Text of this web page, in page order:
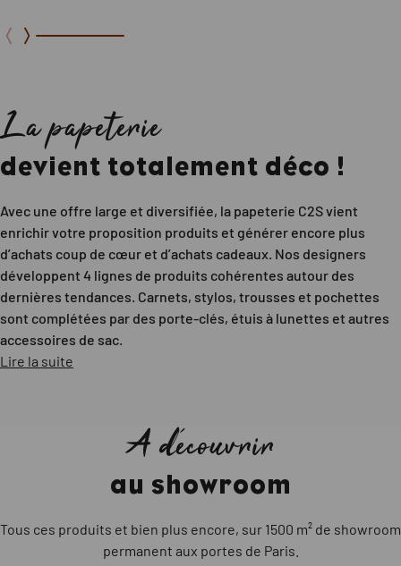
La papeterie
devient totalement déco !
Avec une offre large et diversifiée, la papeterie C2S vient
enrichir votre proposition produits et générer encore plus
d’achats coup de cœur et d’achats cadeaux. Nos designers
développent 4 lignes de produits cohérentes autour des
dernières tendances. Carnets, stylos, trousses et pochettes
sont complétées par des porte-clés, étuis à lunettes et autres
accessoires de sac.
Lire la suite
A découvrir
au showroom
Tous ces produits et bien plus encore, sur 1500 m² de showroom
permanent aux portes de Paris.